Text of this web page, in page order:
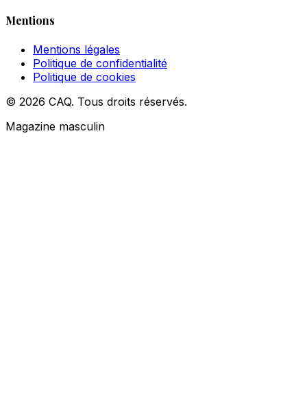
Mentions
Mentions légales
Politique de confidentialité
Politique de cookies
© 2026 CAQ. Tous droits réservés.
Magazine masculin